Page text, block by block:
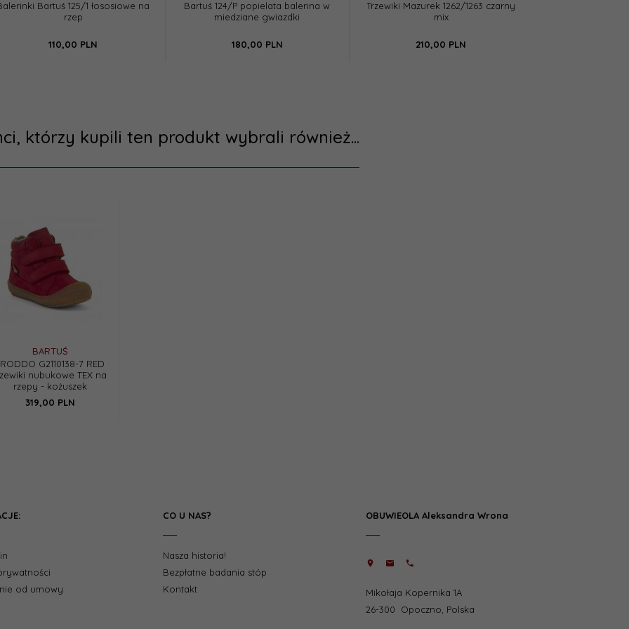
Bartuś 125/1 łososiowe na
rzep
110,00 PLN
Bartuś 124/P popielata balerina w
miedziane gwiazdki
180,00 PLN
Trzewiki Mazurek 1262/1263 czarny
mix
210,00 PLN
którzy kupili ten produkt wybrali również...
BARTUŚ
G2110138-7 RED
nubukowe TEX na
rzepy - kożuszek
319,00 PLN
od umowy
CO U NAS?
Nasza historia!
Bezpłatne badania stóp
Kontakt
OBUWIEOLA Aleksandra Wrona
Mikołaja Kopernika 1A
26-300
Opoczno Polska